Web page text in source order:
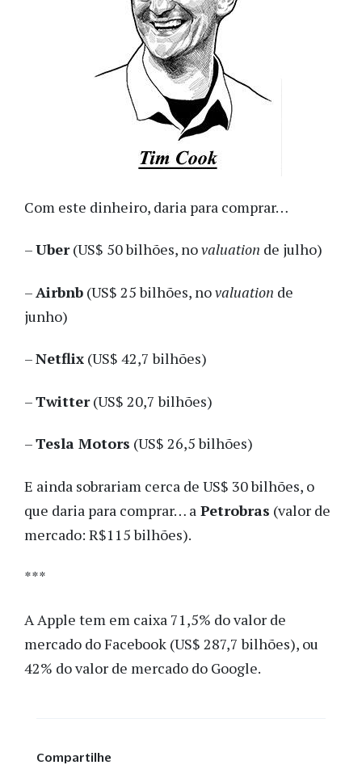
Com este dinheiro, daria para comprar…
–Uber(US$ 50 bilhões, novaluation de julho)
–Airbnb (US$ 25 bilhões, novaluation de
junho)
–Netflix (US$ 42,7 bilhões)
–Twitter(US$ 20,7 bilhões)
–Tesla Motors (US$ 26,5 bilhões)
E ainda sobrariam cerca de US$ 30 bilhões, o
que daria para comprar… a Petrobras (valor de
mercado: R$115 bilhões).
***
A Apple tem em caixa 71,5% do valor de
mercado do Facebook (US$ 287,7 bilhões), ou
42% do valor de mercado do Google.
Compartilhe